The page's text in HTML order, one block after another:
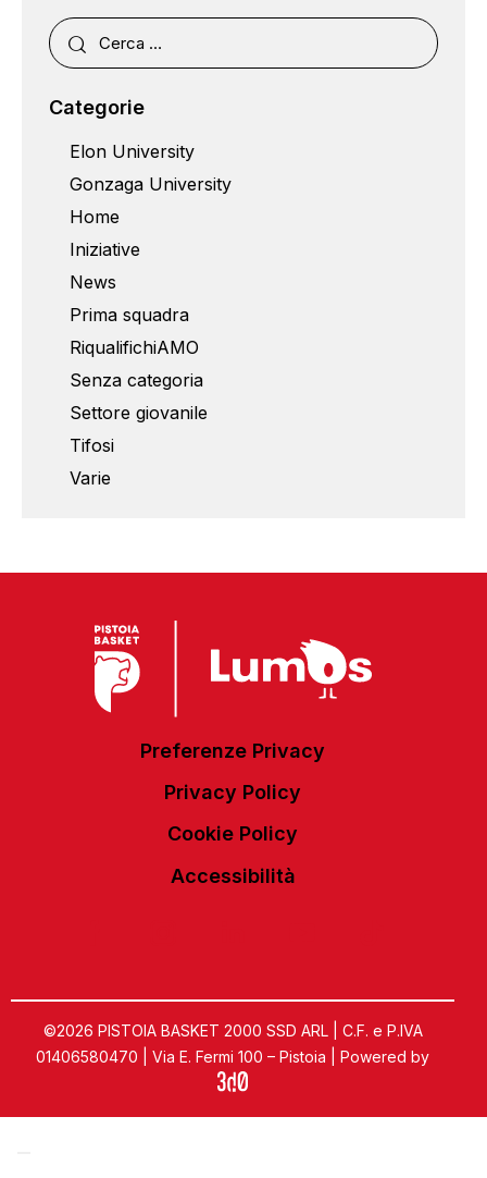
Categorie
Elon University
Gonzaga University
Home
Iniziative
News
Prima squadra
RiqualifichiAMO
Senza categoria
Settore giovanile
Tifosi
Varie
Preferenze Privacy
Privacy Policy
Cookie Policy
Accessibilità
©2026 PISTOIA BASKET 2000 SSD ARL | C.F. e P.IVA
01406580470 | Via E. Fermi 100 – Pistoia | Powered by